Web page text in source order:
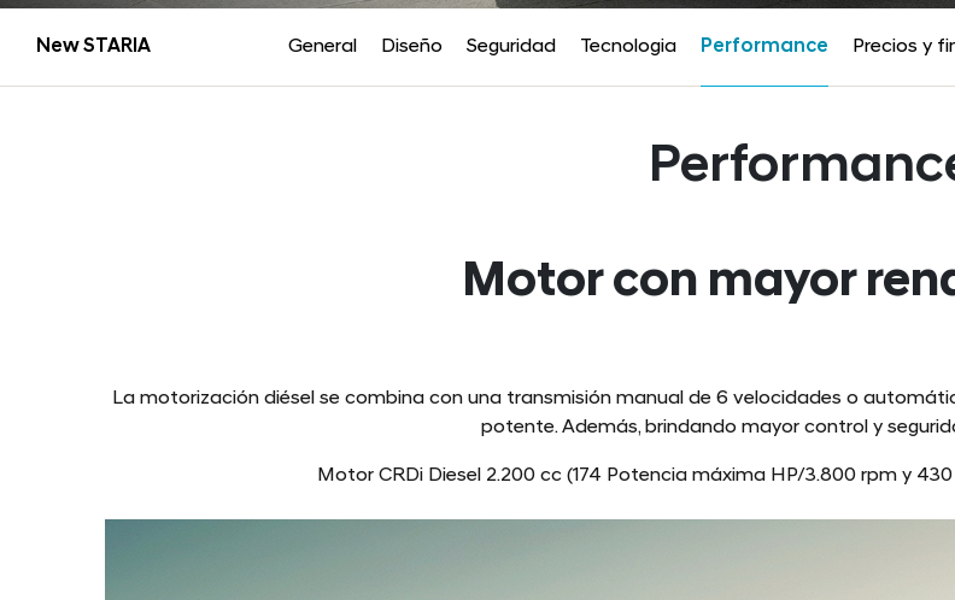
New STARIA General Diseño Seguridad Tecnologia Performance Precios y
Motor con mayor
La motorización diésel se combina con una transmisión manual de 6 velocidades o
potente. Además, brindando mayor control y
Motor CRDi Diesel 2.200 cc (174 Potencia máxima HP/3.800 rpm y